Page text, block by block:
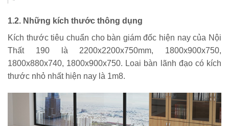
1.2. Những kích thước thông dụng
Kích thước tiêu chuẩn cho bàn giám đốc hiện nay của Nội
Thất 190 là 2200x2200x750mm, 1800x900x750,
1800x880x740, 1800x900x750. Loai bàn lãnh đạo có kích
thước nhỏ nhất hiện nay là 1m8.